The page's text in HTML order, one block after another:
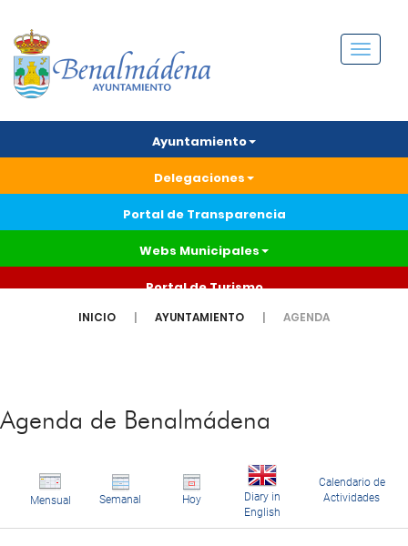
Menú
Ayuntamiento
Delegaciones
Portal de Transparencia
Webs Municipales
Portal de Turismo
INICIO AYUNTAMIENTO AGENDA
Agenda de Benalmádena
Mensual Semanal Hoy
Diary in
English
Calendario de
Actividades